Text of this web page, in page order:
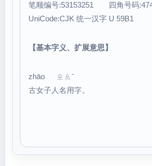
笔顺编号:53153251 四角号码
UniCode:CJK 统一汉字 U 59B1
【基本字义、扩展意思】
zhāo ㄓㄠˉ
古女子人名用字。